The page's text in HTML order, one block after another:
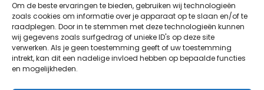
Om de beste ervaringen te bieden, gebruiken wij technologieën
zoals cookies om informatie over je apparaat op te slaan en/of te
raadplegen. Door in te stemmen met deze technologieën kunnen
wij gegevens zoals surfgedrag of unieke ID's op deze site
verwerken. Als je geen toestemming geeft of uw toestemming
intrekt, kan dit een nadelige invloed hebben op bepaalde functies
en mogelijkheden.